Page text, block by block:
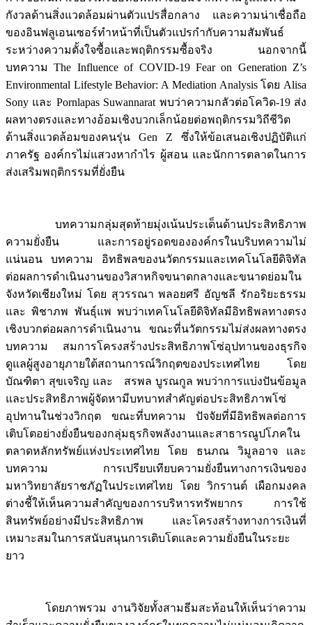
กังวลด้านสิ่งแวดล้อมผ่านตัวแปรสื่อกลาง และความน่าเชื่อถือ
ของอินฟลูเอนเซอร์ทำหน้าที่เป็นตัวแปรกำกับความสัมพันธ์
ระหว่างความตั้งใจซื้อและพฤติกรรมซื้อจริง นอกจากนี้
บทความ The Influence of COVID-19 Fear on Generation Z’s
Environmental Lifestyle Behavior: A Mediation Analysis โดย Alisa
Sony และ Pornlapas Suwannarat พบว่าความกลัวต่อโควิด-19 ส่ง
ผลทางตรงและทางอ้อมเชิงบวกเล็กน้อยต่อพฤติกรรมวิถีชีวิต
ด้านสิ่งแวดล้อมของคนรุ่น Gen Z ซึ่งให้ข้อเสนอเชิงปฏิบัติแก่
ภาครัฐ องค์กรไม่แสวงหากำไร ผู้สอน และนักการตลาดในการ
ส่งเสริมพฤติกรรมที่ยั่งยืน
บทความกลุ่มสุดท้ายมุ่งเน้นประเด็นด้านประสิทธิภาพ
ความยั่งยืน และการอยู่รอดขององค์กรในบริบทความไม่
แน่นอน บทความ อิทธิพลของนวัตกรรมและเทคโนโลยีดิจิทัล
ต่อผลการดำเนินงานของวิสาหกิจขนาดกลางและขนาดย่อมใน
จังหวัดเชียงใหม่ โดย สุวรรณา พลอยศรี อัญชลี รักอริยะธรรม
และ พิชาภพ พันธุ์แพ พบว่าเทคโนโลยีดิจิทัลมีอิทธิพลทางตรง
เชิงบวกต่อผลการดำเนินงาน ขณะที่นวัตกรรมไม่ส่งผลทางตรง
บทความ สมการโครงสร้างประสิทธิภาพโซ่อุปทานของธุรกิจ
ดูแลผู้สูงอายุภายใต้สถานการณ์วิกฤตของประเทศไทย โดย
บัณฑิตา สุขเจริญ และ สรพล บูรณกูล พบว่าการแบ่งปันข้อมูล
และประสิทธิภาพผู้จัดหามีบทบาทสำคัญต่อประสิทธิภาพโซ่
อุปทานในช่วงวิกฤต ขณะที่บทความ ปัจจัยที่มีอิทธิพลต่อการ
เติบโตอย่างยั่งยืนของกลุ่มธุรกิจพลังงานและสาธารณูปโภคใน
ตลาดหลักทรัพย์แห่งประเทศไทย โดย ธนภณ วิมูลอาจ และ
บทความ การเปรียบเทียบความยั่งยืนทางการเงินของ
มหาวิทยาลัยราชภัฏในประเทศไทย โดย วิกรานต์ เผือกมงคล
ต่างชี้ให้เห็นความสำคัญของการบริหารทรัพยากร การใช้
สินทรัพย์อย่างมีประสิทธิภาพ และโครงสร้างทางการเงินที่
เหมาะสมในการสนับสนุนการเติบโตและความยั่งยืนในระยะ
ยาว
โดยภาพรวม งานวิจัยทั้งสามธีมสะท้อนให้เห็นว่าความ